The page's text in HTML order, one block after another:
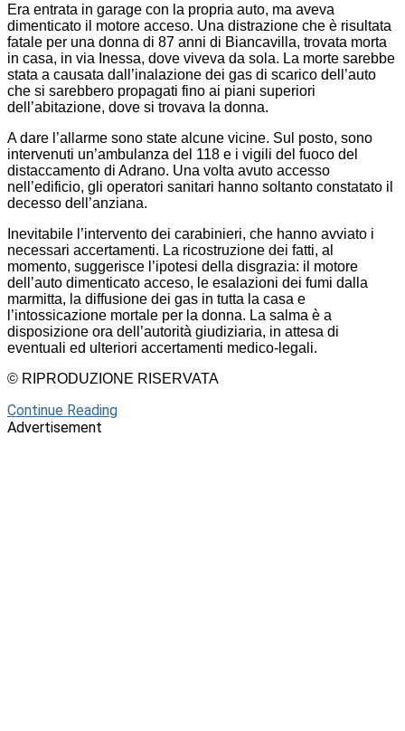
Era entrata in garage con la propria auto, ma aveva
dimenticato il motore acceso. Una distrazione che è risultata
fatale per una donna di 87 anni di Biancavilla, trovata morta
in casa, in via Inessa, dove viveva da sola. La morte sarebbe
stata a causata dall’inalazione dei gas di scarico dell’auto
che si sarebbero propagati fino ai piani superiori
dell’abitazione, dove si trovava la donna.
A dare l’allarme sono state alcune vicine. Sul posto, sono
intervenuti un’ambulanza del 118 e i vigili del fuoco del
distaccamento di Adrano. Una volta avuto accesso
nell’edificio, gli operatori sanitari hanno soltanto constatato il
decesso dell’anziana.
Inevitabile l’intervento dei carabinieri, che hanno avviato i
necessari accertamenti. La ricostruzione dei fatti, al
momento, suggerisce l’ipotesi della disgrazia: il motore
dell’auto dimenticato acceso, le esalazioni dei fumi dalla
marmitta, la diffusione dei gas in tutta la casa e
l’intossicazione mortale per la donna. La salma è a
disposizione ora dell’autorità giudiziaria, in attesa di
eventuali ed ulteriori accertamenti medico-legali.
© RIPRODUZIONE RISERVATA
Continue Reading
Advertisement